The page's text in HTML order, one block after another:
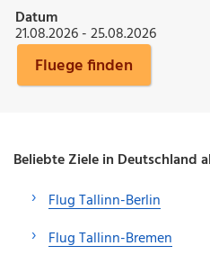
Datum
21.08.2026 - 25.08.2026
Fluege finden
Beliebte Ziele in Deutschland
Flug Tallinn-Berlin
Flug Tallinn-Bremen